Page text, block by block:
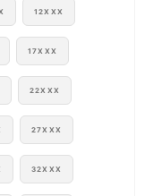
12XXX
17XXX
22XXX
27XXX
32XXX